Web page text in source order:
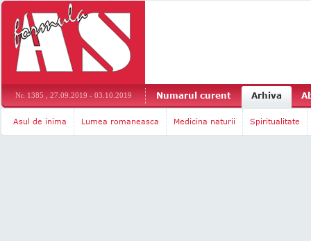
Nr. 1385 , 27.09.2019 - 03.10.2019 Numarul curent Arhiva
Asul de inima Lumea romaneasca Medicina naturii Spiritualitate